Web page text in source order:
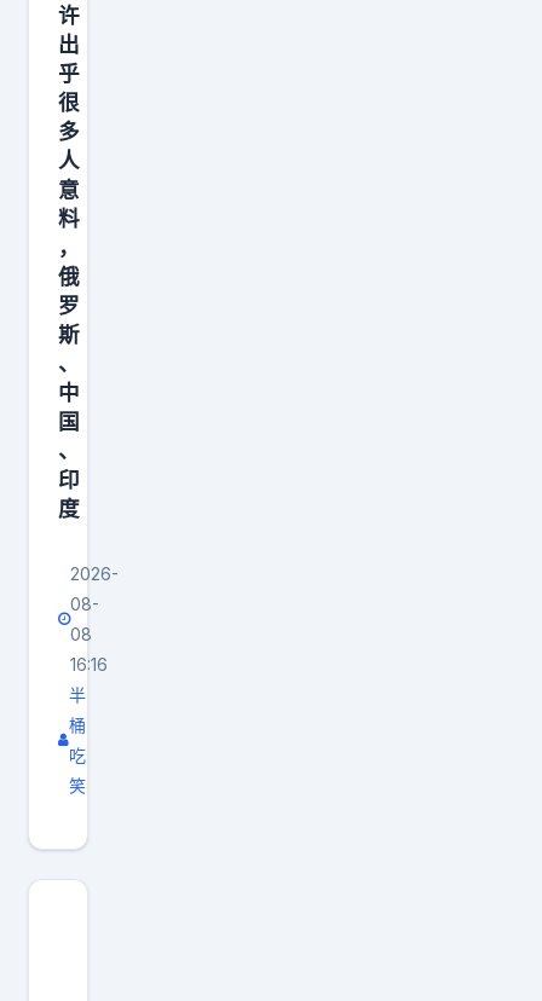
许
出
乎
很
多
人
意
料
，
俄
罗
斯
、
中
国
、
印
度
2026-
08-
08
16:16
半
桶
吃
笑